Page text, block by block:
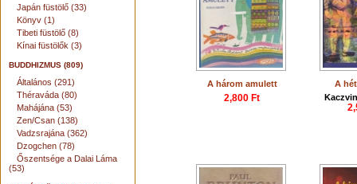
Japán füstölő (33)
Könyv (1)
Tibeti füstölő (8)
Kínai füstölők (3)
BUDDHIZMUS (809)
Általános (291)
Théraváda (80)
Mahájána (53)
Zen/Csan (138)
Vadzsrajána (362)
Dzogchen (78)
Őszentsége a Dalai Láma
(53)
A három amulett
2,800 Ft
A